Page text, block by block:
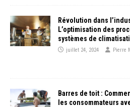
Révolution dans
L’optimisation des
systèmes de
juillet 24, 2024 Pierre
Barres de toit :
les consommateurs